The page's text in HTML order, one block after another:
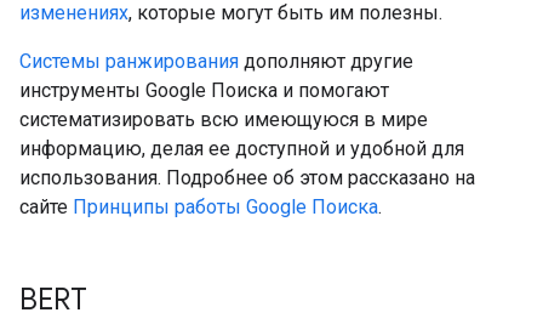
изменениях, которые могут быть им полезны.
Системы ранжирования дополняют другие
инструменты Google Поиска и помогают
систематизировать всю имеющуюся в мире
информацию, делая ее доступной и удобной для
использования. Подробнее об этом рассказано на
сайте Принципы работы Google Поиска.
BERT